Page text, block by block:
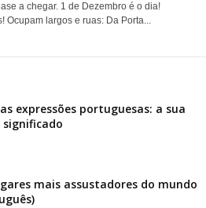
a chegar. 1 de Dezembro é o dia!
Ocupam largos e ruas: Da Porta...
expressões portuguesas: a sua
significado
mais assustadores do mundo